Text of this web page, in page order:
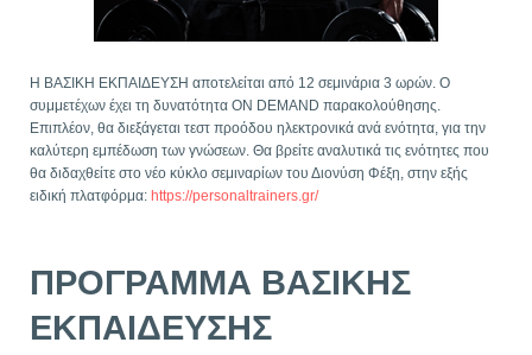
Η ΒΑΣΙΚΗ ΕΚΠΑΙΔΕΥΣΗ αποτελείται από 12 σεμινάρια 3 ωρών. Ο
συμμετέχων έχει τη δυνατότητα ON DEMAND παρακολούθησης.
Επιπλέον, θα διεξάγεται τεστ προόδου ηλεκτρονικά ανά ενότητα, για την
καλύτερη εμπέδωση των γνώσεων. Θα βρείτε αναλυτικά τις ενότητες που
θα διδαχθείτε στο νέο κύκλο σεμιναρίων του Διονύση Φέξη, στην εξής
ειδική πλατφόρμα:https://personaltrainers.gr/
ΠΡΟΓΡΑΜΜΑ ΒΑΣΙΚΗΣ
ΕΚΠΑΙΔΕΥΣΗΣ